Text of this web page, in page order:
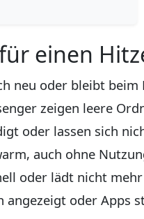
einen
neu oder bleibt beim
zeigen leere
oder lassen sich
auch ohne
oder lädt nicht
oder Apps